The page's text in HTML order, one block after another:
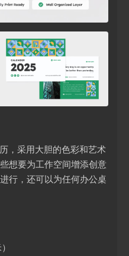
，采用大胆的色彩和艺术
想要为工作空间增添创意
行，还可以为任何办公桌